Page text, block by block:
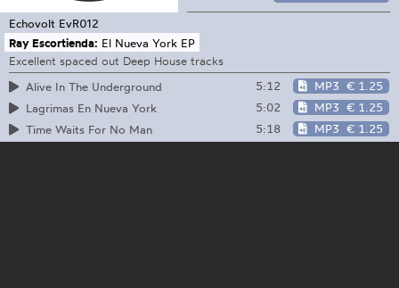
Echovolt EvR012
Ray Escortienda: El Nueva York EP
Excellent spaced out Deep House tracks
Alive In The Underground
5:12 MP3 € 1.25
Lagrimas En Nueva York
5:02 MP3 € 1.25
Time Waits For No Man
5:18 MP3 € 1.25